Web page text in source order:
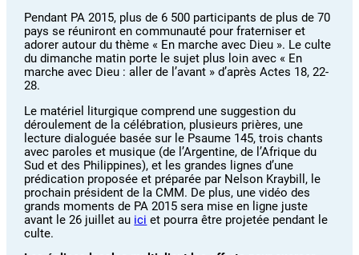
Pendant PA 2015, plus de 6 500 participants de plus de 70
pays se réuniront en communauté pour fraterniser et
adorer autour du thème « En marche avec Dieu ». Le culte
du dimanche matin porte le sujet plus loin avec « En
marche avec Dieu : aller de l’avant » d’après Actes 18, 22-
28.
Le matériel liturgique comprend une suggestion du
déroulement de la célébration, plusieurs prières, une
lecture dialoguée basée sur le Psaume 145, trois chants
avec paroles et musique (de l’Argentine, de l’Afrique du
Sud et des Philippines), et les grandes lignes d’une
prédication proposée et préparée par Nelson Kraybill, le
prochain président de la CMM. De plus, une vidéo des
grands moments de PA 2015 sera mise en ligne juste
avant le 26 juillet au ici et pourra être projetée pendant le
culte.